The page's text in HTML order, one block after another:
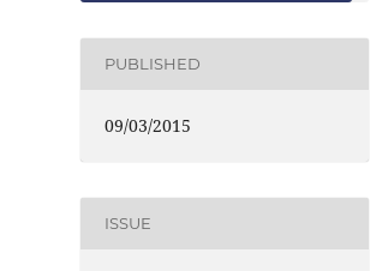
PUBLISHED
09/03/2015
ISSUE